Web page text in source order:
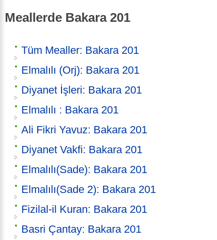
Meallerde Bakara 201
Tüm Mealler: Bakara 201
Elmalılı (Orj): Bakara 201
Diyanet İşleri: Bakara 201
Elmalılı : Bakara 201
Ali Fikri Yavuz: Bakara 201
Diyanet Vakfi: Bakara 201
Elmalılı(Sade): Bakara 201
Elmalılı(Sade 2): Bakara 201
Fizilal-il Kuran: Bakara 201
Basri Çantay: Bakara 201